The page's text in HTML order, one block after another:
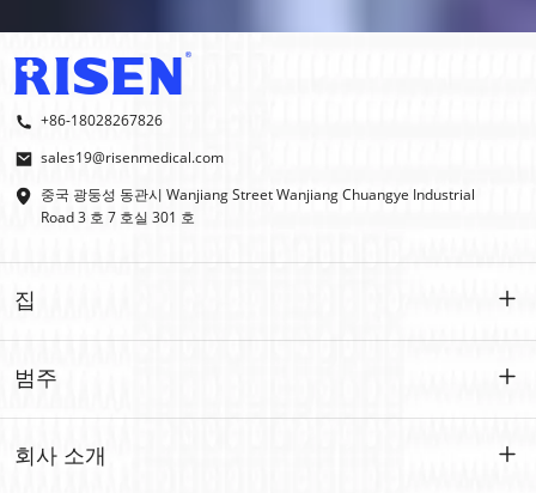
+86-18028267826
sales19@risenmedical.com
중국 광둥성 동관시 Wanjiang Street Wanjiang Chuangye Industrial
Road 3 호 7 호실 301 호
집
집
제품
범주
맞춤형
회사 소개